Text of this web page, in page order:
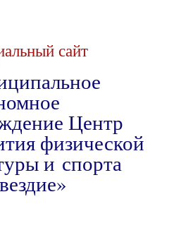
сайт
Центр
физической
и спорта